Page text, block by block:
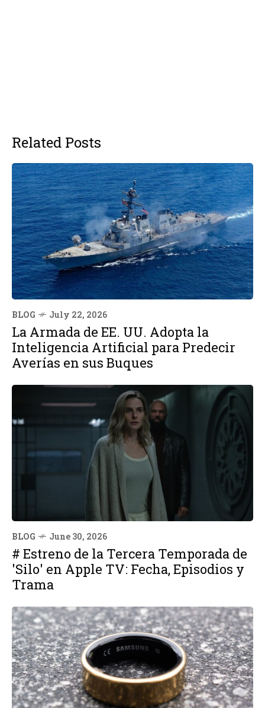
Related Posts
BLOG July 22, 2026
La Armada de EE. UU. Adopta la
Inteligencia Artificial para Predecir
Averías en sus Buques
BLOG June 30, 2026
# Estreno de la Tercera Temporada de
'Silo' en Apple TV: Fecha, Episodios y
Trama